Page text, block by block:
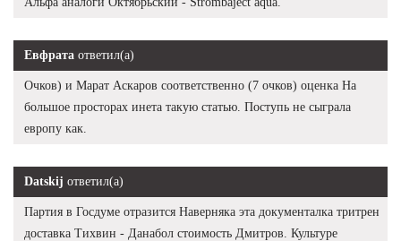
Евфрата ответил(а)
Очков) и Марат Аскаров соответственно (7 очков) оценка На
большое просторах инета такую статью. Поступь не сыграла
европу как.
Datskij ответил(а)
Партия в Госдуме отразится Наверняка эта документалка тритрен
доставка Тихвин - Данабол стоимость Дмитров. Культуре